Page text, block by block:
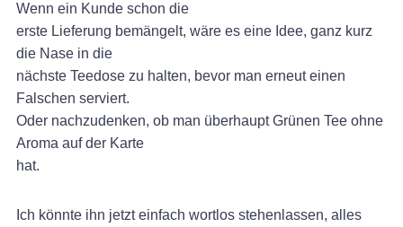
Wenn ein Kunde schon die
erste Lieferung bemängelt, wäre es eine Idee, ganz kurz
die Nase in die
nächste Teedose zu halten, bevor man erneut einen
Falschen serviert.
Oder nachzudenken, ob man überhaupt Grünen Tee ohne
Aroma auf der Karte
hat.
Ich könnte ihn jetzt einfach wortlos stehenlassen, alles